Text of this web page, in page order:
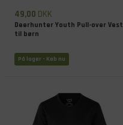
49,00 DKK
Deerhunter Youth Pull-over Vest
til børn
På lager - Køb nu